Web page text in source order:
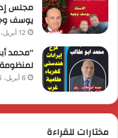
مجلس
يوسف
12 أبريل، 2026
“محمد
6 أبريل، 2026
مختارات للقراءة